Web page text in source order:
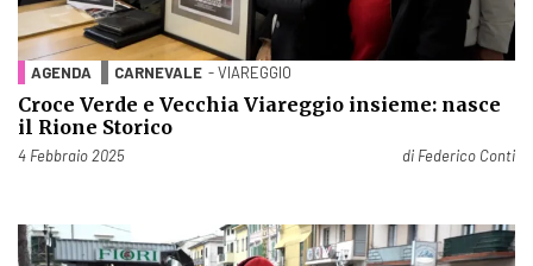
AGENDA CARNEVALE - VIAREGGIO
Croce Verde e Vecchia Viareggio insieme: nasce
il Rione Storico
Pubblicato il
4 Febbraio 2025 di Federico Conti